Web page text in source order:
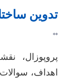
تدوین
**
پروپوزال،
اهداف،